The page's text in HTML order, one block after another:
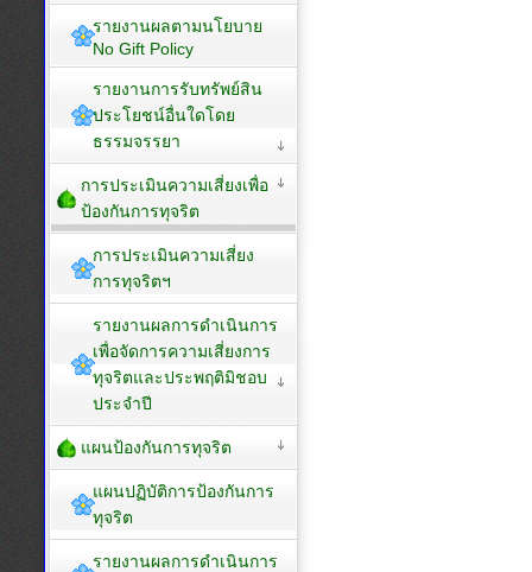
รายงานผลตามนโยบาย
No Gift Policy
รายงานการรับทรัพย์สิน
ประโยชน์อื่นใดโดย
ธรรมจรรยา
การประเมินความเสี่ยงเพื่อ
ป้องกันการทุจริต
การประเมินความเสี่ยง
การทุจริตฯ
รายงานผลการดำเนินการ
เพื่อจัดการความเสี่ยงการ
ทุจริตและประพฤติมิชอบ
ประจำปี
แผนป้องกันการทุจริต
แผนปฏิบัติการป้องกันการ
ทุจริต
รายงานผลการดำเนินการ